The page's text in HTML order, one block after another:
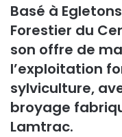
Basé à
Forestier du
son offre de
l’exploitation
sylviculture,
broyage
Lamtrac.